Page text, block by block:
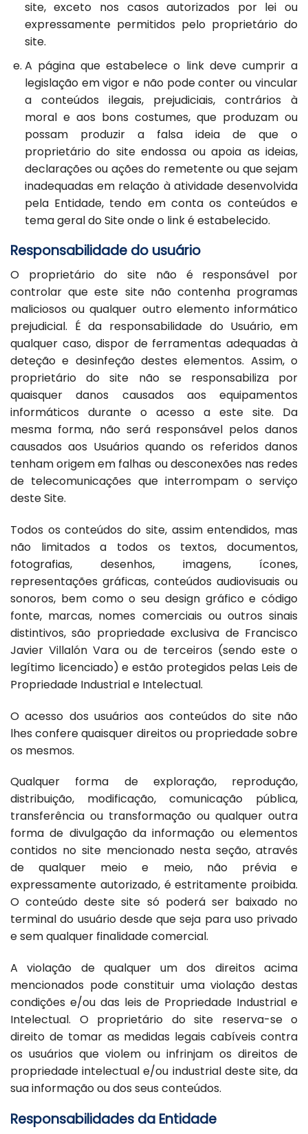
site, exceto nos casos autorizados por lei ou
expressamente permitidos pelo proprietário do
site.
A página que estabelece o link deve cumprir a
legislação em vigor e não pode conter ou vincular
a conteúdos ilegais, prejudiciais, contrários à
moral e aos bons costumes, que produzam ou
possam produzir a falsa ideia de que o
proprietário do site endossa ou apoia as ideias,
declarações ou ações do remetente ou que sejam
inadequadas em relação à atividade desenvolvida
pela Entidade, tendo em conta os conteúdos e
tema geral do Site onde o link é estabelecido.
Responsabilidade do usuário
O proprietário do site não é responsável por
controlar que este site não contenha programas
maliciosos ou qualquer outro elemento informático
prejudicial. É da responsabilidade do Usuário, em
qualquer caso, dispor de ferramentas adequadas à
deteção e desinfeção destes elementos. Assim, o
proprietário do site não se responsabiliza por
quaisquer danos causados ​​aos equipamentos
informáticos durante o acesso a este site. Da
mesma forma, não será responsável pelos danos
causados ​​aos Usuários quando os referidos danos
tenham origem em falhas ou desconexões nas redes
de telecomunicações que interrompam o serviço
deste Site.
Todos os conteúdos do site, assim entendidos, mas
não limitados a todos os textos, documentos,
fotografias, desenhos, imagens, ícones,
representações gráficas, conteúdos audiovisuais ou
sonoros, bem como o seu design gráfico e código
fonte, marcas, nomes comerciais ou outros sinais
distintivos, são propriedade exclusiva de Francisco
Javier Villalón Vara ou de terceiros (sendo este o
legítimo licenciado) e estão protegidos pelas Leis de
Propriedade Industrial e Intelectual.
O acesso dos usuários aos conteúdos do site não
lhes confere quaisquer direitos ou propriedade sobre
os mesmos.
Qualquer forma de exploração, reprodução,
distribuição, modificação, comunicação pública,
transferência ou transformação ou qualquer outra
forma de divulgação da informação ou elementos
contidos no site mencionado nesta seção, através
de qualquer meio e meio, não prévia e
expressamente autorizado, é estritamente proibida.
O conteúdo deste site só poderá ser baixado no
terminal do usuário desde que seja para uso privado
e sem qualquer finalidade comercial.
A violação de qualquer um dos direitos acima
mencionados pode constituir uma violação destas
condições e/ou das leis de Propriedade Industrial e
Intelectual. O proprietário do site reserva-se o
direito de tomar as medidas legais cabíveis contra
os usuários que violem ou infrinjam os direitos de
propriedade intelectual e/ou industrial deste site, da
sua informação ou dos seus conteúdos.
Responsabilidades da Entidade